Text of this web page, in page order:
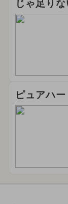
じゃ足りな
ピュアハ